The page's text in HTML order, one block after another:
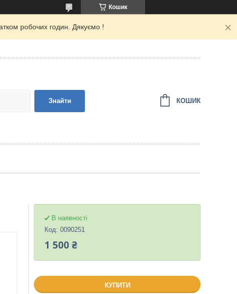
Кошик
робочих годин. Дякуємо !
Знайти КОШИК
В наявності
Код: 0090251
1 500 ₴
КУПИТИ